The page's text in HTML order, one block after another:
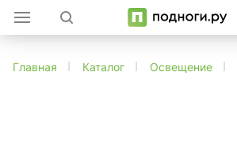
Главная Каталог Освещение